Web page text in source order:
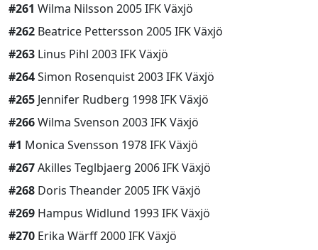
#261 Wilma Nilsson 2005 IFK Växjö
#262 Beatrice Pettersson 2005 IFK Växjö
#263 Linus Pihl 2003 IFK Växjö
#264Simon Rosenquist 2003 IFK Växjö
#265 Jennifer Rudberg 1998 IFK Växjö
#266Wilma Svenson 2003 IFK Växjö
#1 Monica Svensson 1978 IFK Växjö
#267Akilles Teglbjaerg 2006 IFK Växjö
#268 Doris Theander 2005 IFK Växjö
#269 Hampus Widlund 1993 IFK Växjö
#270 Erika Wärff 2000 IFK Växjö